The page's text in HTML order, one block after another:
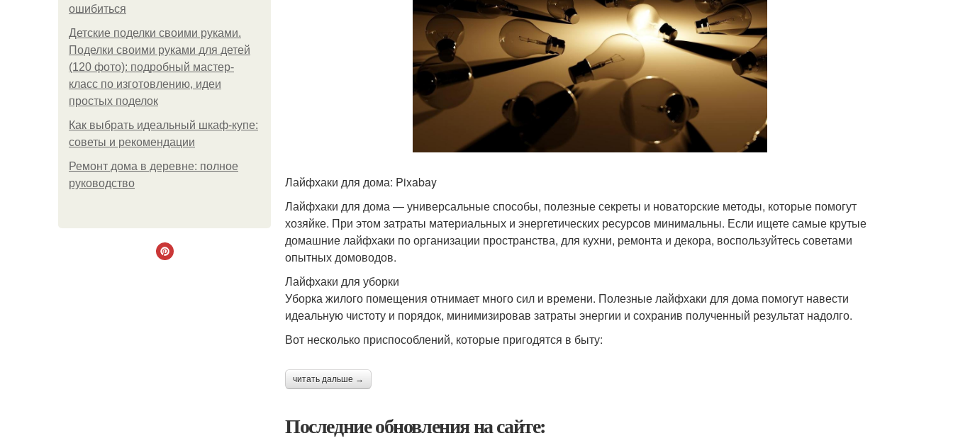
ошибиться
Детские поделки своими руками.
Поделки своими руками для детей
(120 фото): подробный мастер-
класс по изготовлению, идеи
простых поделок
Как выбрать идеальный шкаф-купе:
советы и рекомендации
Ремонт дома в деревне: полное
руководство
Лайфхаки для дома: Pixabay
Лайфхаки для дома — универсальные способы, полезные секреты и новаторские методы, которые помогут
хозяйке. При этом затраты материальных и энергетических ресурсов минимальны. Если ищете самые крутые
домашние лайфхаки по организации пространства, для кухни, ремонта и декора, воспользуйтесь советами
опытных домоводов.
Лайфхаки для уборки
Уборка жилого помещения отнимает много сил и времени. Полезные лайфхаки для дома помогут навести
идеальную чистоту и порядок, минимизировав затраты энергии и сохранив полученный результат надолго.
Вот несколько приспособлений, которые пригодятся в быту:
читать дальше →
Последние обновления на сайте: